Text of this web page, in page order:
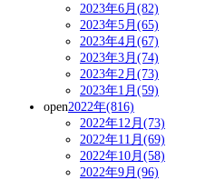
2023年6月(82)
2023年5月(65)
2023年4月(67)
2023年3月(74)
2023年2月(73)
2023年1月(59)
open2022年(816)
2022年12月(73)
2022年11月(69)
2022年10月(58)
2022年9月(96)